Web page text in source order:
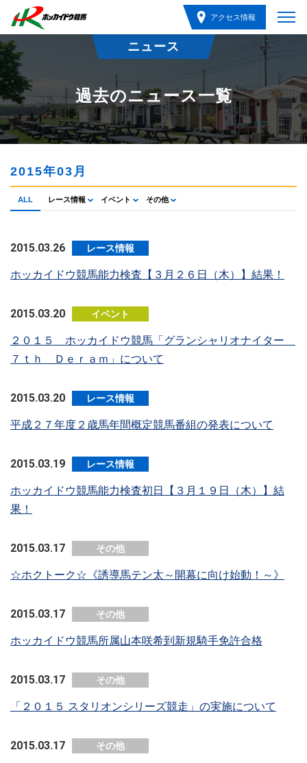
アクセス情報
ニュース
過去のニュース一覧
2015年03月
ALL レース情報 イベント その他
2015.03.26 レース情報
ホッカイドウ競馬能力検査【３月２６日（木）】結果！
2015.03.20 イベント
２０１５ ホッカイドウ競馬「グランシャリオナイター
７ｔｈ Ｄｅｒａｍ」について
2015.03.20 レース情報
平成２７年度２歳馬年間概定競馬番組の発表について
2015.03.19 レース情報
ホッカイドウ競馬能力検査初日【３月１９日（木）】結
果！
2015.03.17 その他
☆ホクトーク☆《誘導馬テン太～開幕に向け始動！～》
2015.03.17 その他
ホッカイドウ競馬所属山本咲希到新規騎手免許合格
2015.03.17 その他
「２０１５ スタリオンシリーズ競走」の実施について
2015.03.17 その他